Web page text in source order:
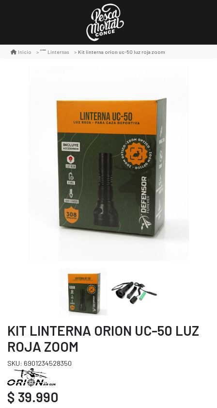
Inicio Linternas Kit linterna orion uc-50 luz roja zoom
KIT LINTERNA ORION UC-50 LUZ
ROJA ZOOM
SKU: 6901234528350
$ 39.990